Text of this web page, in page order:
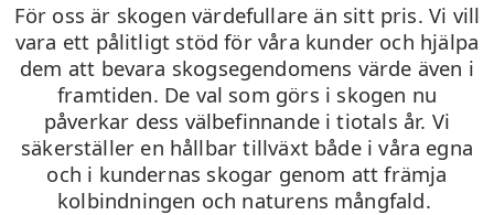
För oss är skogen värdefullare än sitt pris. Vi vill
vara ett pålitligt stöd för våra kunder och hjälpa
dem att bevara skogsegendomens värde även i
framtiden. De val som görs i skogen nu
påverkar dess välbefinnande i tiotals år. Vi
säkerställer en hållbar tillväxt både i våra egna
och i kundernas skogar genom att främja
kolbindningen och naturens mångfald.